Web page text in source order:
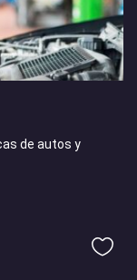
de autos y